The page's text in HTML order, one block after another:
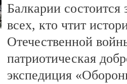
Балкарии состоится
всех, кто чтит
Отечественной
патриотическая
экспедиция